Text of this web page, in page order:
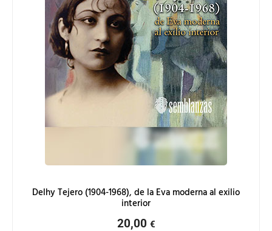
Delhy Tejero (1904-1968), de la Eva moderna al exilio
interior
20,00 €